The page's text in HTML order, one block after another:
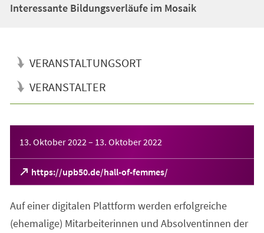
Interessante Bildungsverläufe im Mosaik
VERANSTALTUNGSORT
VERANSTALTER
13. Oktober 2022 – 13. Oktober 2022
https://upb50.de/hall-of-femmes/
(Öffnet
in
neuen
Tab)
Auf einer digitalen Plattform werden erfolgreiche
(ehemalige) Mitarbeiterinnen und Absolventinnen der